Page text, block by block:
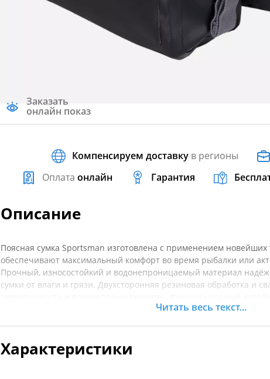
Заказать
онлайн показ
Компенсируем доставку в регионы
Оплата онлайн Гарантия
Описание
Поясная сумка Sportsman изготовлена с применением новейших
обеспечивают максимальный комфорт во время рыбалки или
Прочный, износостойкий и водонепроницаемый материал
сумки от влаги и грязи. Двухсторонняя резиновая обработка и
продуманные детали, глубокий чёрный цвет и фирменный
молнии и отделением для бутылки с водой. На самой сумке
влагозащитной молнии и два внутренних отделения.
Читать весь текст...
Характеристики